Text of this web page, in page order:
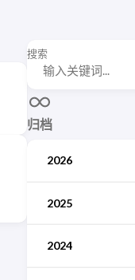
搜索
归档
2026
2025
2024